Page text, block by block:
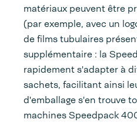
matériaux peuvent être
(par exemple, avec un
de films tubulaires
supplémentaire : la
rapidement s'adapter à
sachets, facilitant ainsi
d'emballage s'en trouve
machines Speedpack